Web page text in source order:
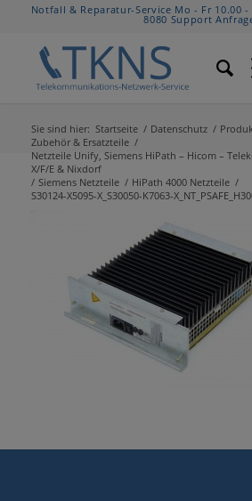
Notfall & Reparatur-Service Mo - Fr 10.00
8080 Support
Sie sind hier: Startseite / Datenschutz /
Zubehör & Ersatzteile /
Netzteile Unify, Siemens HiPath – Hicom –
X/F/E & Nixdorf
/ Siemens Netzteile / HiPath 4000 Netzteile /
S30124-X5095-X_S30050-K7063-